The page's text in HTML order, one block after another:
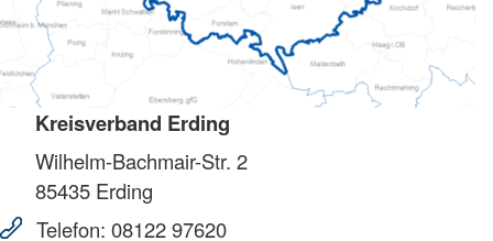
Kreisverband Erding
Wilhelm-Bachmair-Str. 2
85435 Erding
Telefon: 08122 97620